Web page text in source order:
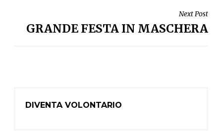
Next Post
GRANDE FESTA IN MASCHERA
DIVENTA VOLONTARIO